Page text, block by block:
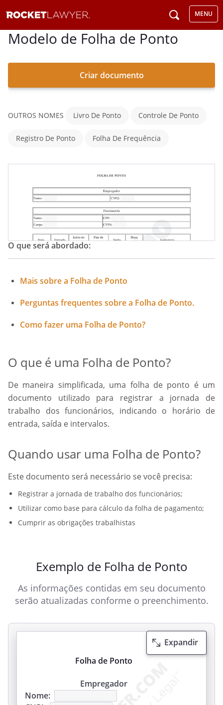
MENU
Modelo de Folha de Ponto
Criar documento
OUTROS NOMES Livro De Ponto Controle De Ponto
Registro De Ponto Folha De Frequência
O que será abordado:
Mais sobre a Folha de Ponto
Perguntas frequentes sobre a Folha de Ponto.
Como fazer uma Folha de Ponto?
O que é uma Folha de Ponto?
De maneira simplificada, uma folha de ponto é um
documento utilizado para registrar a jornada de
trabalho dos funcionários, indicando o horário de
entrada, saída e intervalos.
Quando usar uma Folha de Ponto?
Este documento será necessário se você precisa:
Registrar a jornada de trabalho dos funcionários;
Utilizar como base para cálculo da folha de pagamento;
Cumprir as obrigações trabalhistas
Exemplo de Folha de Ponto
As informações contidas em seu documento
serão atualizadas conforme o preenchimento.
Expandir
Folha de Ponto
Empregador
Nome: